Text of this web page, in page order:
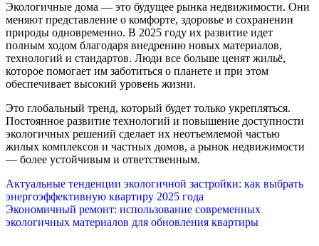
Экологичные дома — это будущее рынка недвижимости. Они
меняют представление о комфорте, здоровье и сохранении
природы одновременно. В 2025 году их развитие идет
полным ходом благодаря внедрению новых материалов,
технологий и стандартов. Люди все больше ценят жильё,
которое помогает им заботиться о планете и при этом
обеспечивает высокий уровень жизни.
Это глобальный тренд, который будет только укрепляться.
Постоянное развитие технологий и повышение доступности
экологичных решений сделает их неотъемлемой частью
жилых комплексов и частных домов, а рынок недвижимости
— более устойчивым и ответственным.
Навигация
по
записям
Актуальные тенденции экологичной застройки: как выбрать
энергоэффективную квартиру 2025 года
Экономичный ремонт: использование современных
экологичных материалов для обновления квартиры